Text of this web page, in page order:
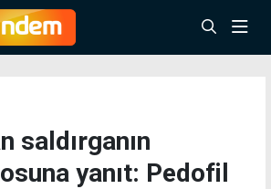
saldırganın
yanıt: Pedofil